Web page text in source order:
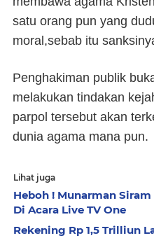
satu orang pun yang
moral,sebab itu
Penghakiman publik
melakukan tindakan
parpol tersebut akan
dunia agama mana pun.
Lihat juga
Heboh ! Munarman
Di Acara Live TV One
Rekening Rp 1,5 Trilliun